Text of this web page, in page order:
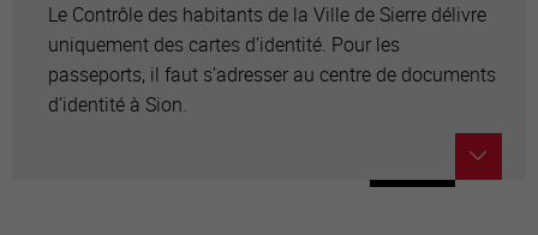
Le Contrôle des habitants de la Ville de Sierre délivre
uniquement des cartes d’identité. Pour les
passeports, il faut s’adresser au centre de documents
d’identité à Sion.